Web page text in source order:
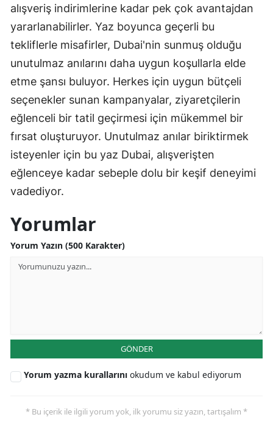
alışveriş indirimlerine kadar pek çok avantajdan
yararlanabilirler. Yaz boyunca geçerli bu
tekliflerle misafirler, Dubai'nin sunmuş olduğu
unutulmaz anılarını daha uygun koşullarla elde
etme şansı buluyor. Herkes için uygun bütçeli
seçenekler sunan kampanyalar, ziyaretçilerin
eğlenceli bir tatil geçirmesi için mükemmel bir
fırsat oluşturuyor. Unutulmaz anılar biriktirmek
isteyenler için bu yaz Dubai, alışverişten
eğlenceye kadar sebeple dolu bir keşif deneyimi
vadediyor.
Yorumlar
Yorum Yazın (500 Karakter)
GÖNDER
Yorum yazma kurallarını okudum ve kabul ediyorum
* Bu içerik ile ilgili yorum yok, ilk yorumu siz yazın, tartışalım *